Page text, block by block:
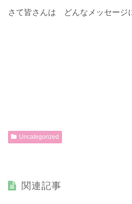
さて皆さんは どんなメッセージ
Uncategorized
関連記事